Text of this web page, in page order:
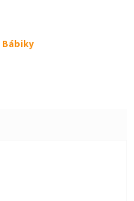
Bábiky
5 hviezdičiek.